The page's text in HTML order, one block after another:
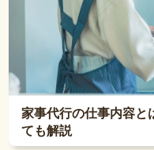
家事代行の仕事内容と
ても解説